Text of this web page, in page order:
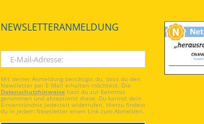
NEWSLETTERANMELDUNG
Mit deiner Anmeldung bestätigst du, dass du den
Newsletter per E-Mail erhalten möchtest. Die
Datenschutzhinweise hast du zur Kenntnis
genommen und akzeptierst diese. Du kannst dein
Einverständnis jederzeit widerrufen. Hierzu findest
du in jedem Newsletter einen Link zum Abmelden.